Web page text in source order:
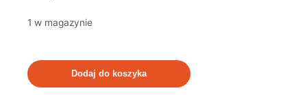
1 w magazynie
Dodaj do koszyka